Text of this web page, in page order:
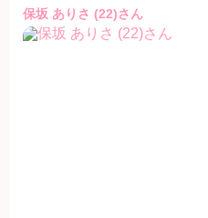
保坂 ありさ (22)さん